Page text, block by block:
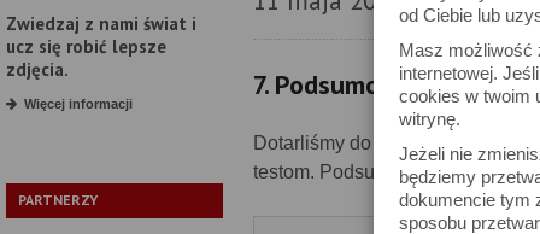
od Ciebie lub
Masz możliwość
internetowej.
cookies w twoim
witrynę.
Jeżeli nie
będziemy
dokumencie tym
sposobu
Zwiedzaj z nami świat i
ucz się robić lepsze
zdjęcia.
Więcej informacji
PARTNERZY
7. Podsumowanie
Dotarliśmy do końca formalnego
testom. Podsumujmy zatem